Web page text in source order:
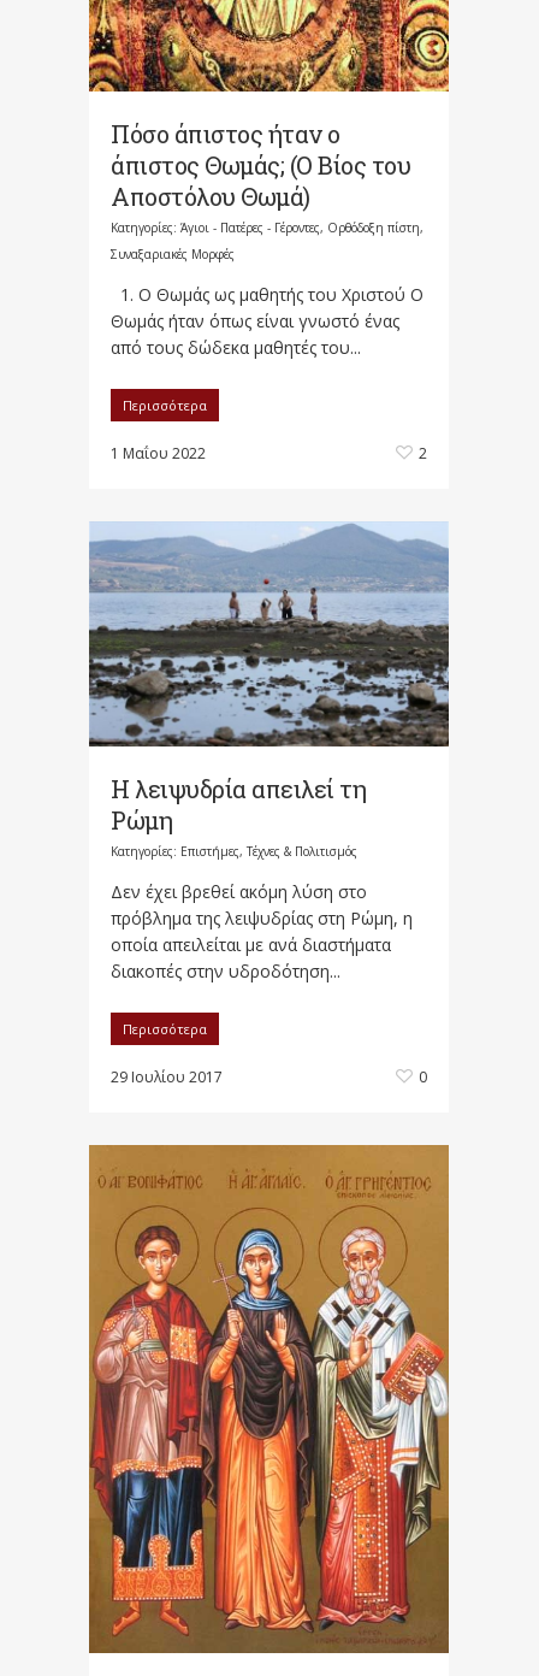
Πόσο άπιστος ήταν ο
άπιστος Θωμάς; (Ο Βίος του
Αποστόλου Θωμά)
Κατηγορίες: Άγιοι - Πατέρες - Γέροντες, Ορθόδοξη πίστη,
Συναξαριακές Μορφές
1. Ο Θωμάς ως μαθητής του Χριστού Ο
Θωμάς ήταν όπως είναι γνωστό ένας
από τους δώδεκα μαθητές του...
Περισσότερα
1 Μαΐου 2022 2
Η λειψυδρία απειλεί τη
Ρώμη
Κατηγορίες: Επιστήμες, Τέχνες & Πολιτισμός
Δεν έχει βρεθεί ακόμη λύση στο
πρόβλημα της λειψυδρίας στη Ρώμη, η
οποία απειλείται με ανά διαστήματα
διακοπές στην υδροδότηση...
Περισσότερα
29 Ιουλίου 2017 0